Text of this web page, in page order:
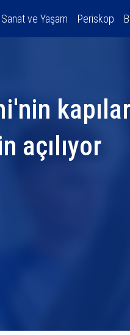
Sanat ve Yaşam Periskop
açılıyor